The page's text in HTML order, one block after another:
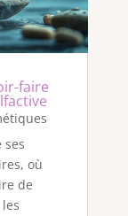
faire
ses
où
de